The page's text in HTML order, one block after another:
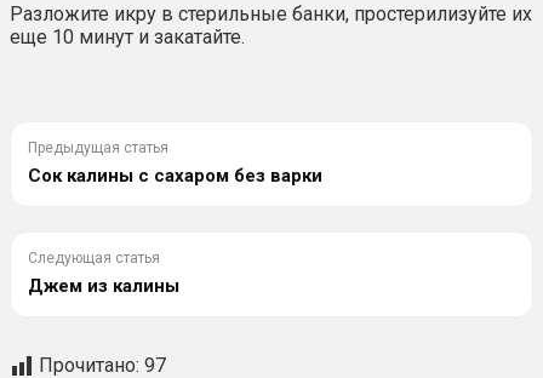
Разложите икру в стерильные банки, простерилизуйте их
еще 10 минут и закатайте.
Предыдущая статья
Сок калины с сахаром без варки
Следующая статья
Джем из калины
Прочитано: 97